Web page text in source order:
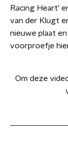
Racing Heart'
van der Klugt
nieuwe plaat
voorproefje
Om deze